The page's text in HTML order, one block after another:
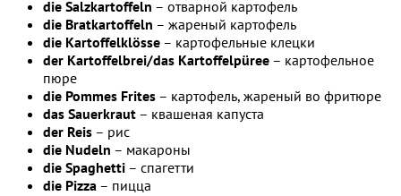
die Salzkartoffeln – отварной картофель
die Bratkartoffeln – жареный картофель
die Kartoffelklösse – картофельные клецки
der Kartoffelbrei/das Kartoffelpüree – картофельное
пюре
die Pommes Frites – картофель, жареный во фритюре
das Sauerkraut – квашеная капуста
der Reis – рис
die Nudeln – макароны
die Spaghetti – спагетти
die Pizza – пицца